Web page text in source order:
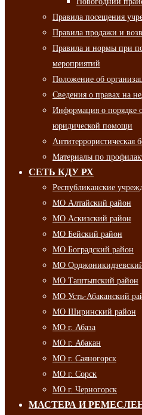
Правила посещения
Правила продажи и
Правила и нормы при
мероприятий
Положение об
Сведения о правах на
Информация о порядке
юридической помощи
Антитеррористическая
Материалы по
СЕТЬ КДУ РХ
Республиканские
МО Алтайский район
МО Аскизский район
МО Бейский район
МО Боградский район
МО
МО Таштыпский район
МО Усть-Абаканский
МО Ширинский район
МО г. Абаза
МО г. Абакан
МО г. Саяногорск
МО г. Сорск
МО г. Черногорск
МАСТЕРА И